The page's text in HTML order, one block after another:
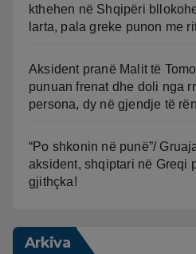
kthehen në Shqipëri
larta, pala greke punon me
Aksident pranë Malit të
punuan frenat dhe doli nga
persona, dy në gjendje të
“Po shkonin në punë”/
aksident, shqiptari në Greqi
gjithçka!
Arkiva